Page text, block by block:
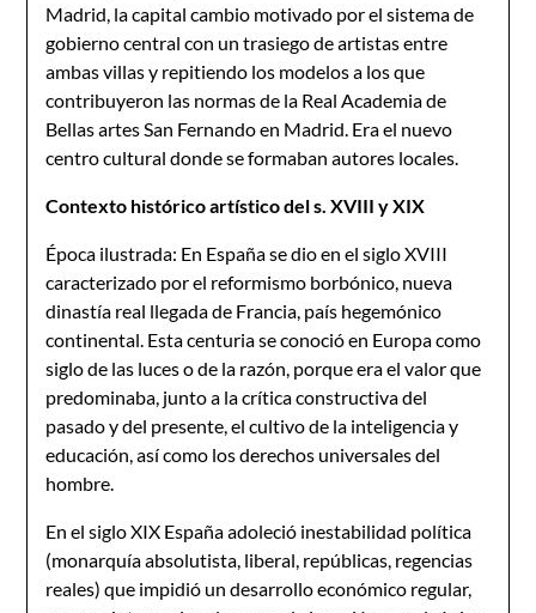
Madrid, la capital cambio motivado por el sistema de
gobierno central con un trasiego de artistas entre
ambas villas y repitiendo los modelos a los que
contribuyeron las normas de la Real Academia de
Bellas artes San Fernando en Madrid. Era el nuevo
centro cultural donde se formaban autores locales.
Contexto histórico artístico del s. XVIII y XIX
Época ilustrada: En España se dio en el siglo XVIII
caracterizado por el reformismo borbónico, nueva
dinastía real llegada de Francia, país hegemónico
continental. Esta centuria se conoció en Europa como
siglo de las luces o de la razón, porque era el valor que
predominaba, junto a la crítica constructiva del
pasado y del presente, el cultivo de la inteligencia y
educación, así como los derechos universales del
hombre.
En el siglo XIX España adoleció inestabilidad política
(monarquía absolutista, liberal, repúblicas, regencias
reales) que impidió un desarrollo económico regular,